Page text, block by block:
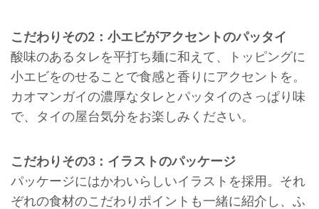
こだわりその2：小エビがアクセントのパッタイ
酸味のあるタレを平打ち麺に和えて、トッピングに
小エビをのせることで食感と香りにアクセントを。
カオマンガイの濃厚なタレとパッタイのさっぱり味
で、タイの屋台気分をお楽しみください。
こだわりその3：イラストのパッケージ
パッケージにはかわいらしいイラストを採用。それ
ぞれの食材のこだわりポイントも一緒に紹介し、ふ